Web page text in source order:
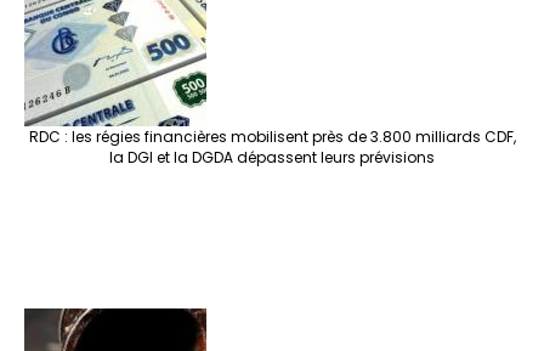
RDC : les régies financières mobilisent près de 3.800 milliards CDF,
la DGI et la DGDA dépassent leurs prévisions